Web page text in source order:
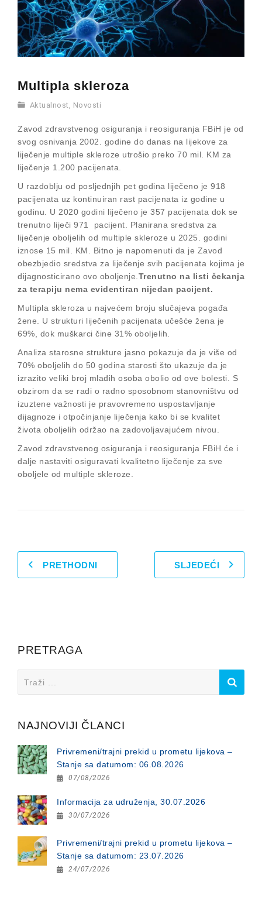
Multipla skleroza
Aktualnost, Novosti
Zavod zdravstvenog osiguranja i reosiguranja FBiH je od
svog osnivanja 2002. godine do danas na lijekove za
liječenje multiple skleroze utrošio preko 70 mil. KM za
liječenje 1.200 pacijenata.
U razdoblju od posljednjih pet godina liječeno je 918
pacijenata uz kontinuiran rast pacijenata iz godine u
godinu. U 2020 godini liječeno je 357 pacijenata dok se
trenutno liječi 971 pacijent. Planirana sredstva za
liječenje oboljelih od multiple skleroze u 2025. godini
iznose 15 mil. KM. Bitno je napomenuti da je Zavod
obezbjedio sredstva za liječenje svih pacijenata kojima je
dijagnosticirano ovo oboljenje. Trenutno na listi čekanja
za terapiju nema evidentiran nijedan pacijent.
Multipla skleroza u najvećem broju slučajeva pogađa
žene. U strukturi liječenih pacijenata učešće žena je
69%, dok muškarci čine 31% oboljelih.
Analiza starosne strukture jasno pokazuje da je više od
70% oboljelih do 50 godina starosti što ukazuje da je
izrazito veliki broj mlađih osoba obolio od ove bolesti. S
obzirom da se radi o radno sposobnom stanovništvu od
izuztene važnosti je pravovremeno uspostavljanje
dijagnoze i otpočinjanje liječenja kako bi se kvalitet
života oboljelih održao na zadovoljavajućem nivou.
Zavod zdravstvenog osiguranja i reosiguranja FBiH će i
dalje nastaviti osiguravati kvalitetno liječenje za sve
oboljele od multiple skleroze.
PRETHODNI SLJEDEĆI
PRETRAGA
for:
NAJNOVIJI ČLANCI
Privremeni/trajni prekid u prometu lijekova –
Stanje sa datumom: 06.08.2026
07/08/2026
Informacija za udruženja, 30.07.2026
30/07/2026
Privremeni/trajni prekid u prometu lijekova –
Stanje sa datumom: 23.07.2026
24/07/2026